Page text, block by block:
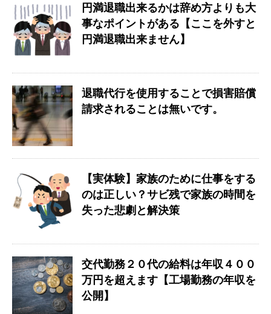
円満退職出来るかは辞め方よりも大
事なポイントがある【ここを外すと
円満退職出来ません】
退職代行を使用することで損害賠償
請求されることは無いです。
【実体験】家族のために仕事をする
のは正しい？サビ残で家族の時間を
失った悲劇と解決策
交代勤務２０代の給料は年収４００
万円を超えます【工場勤務の年収を
公開】